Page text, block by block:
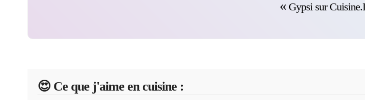
Gypsi sur
😍️ Ce que j'aime en cuisine :